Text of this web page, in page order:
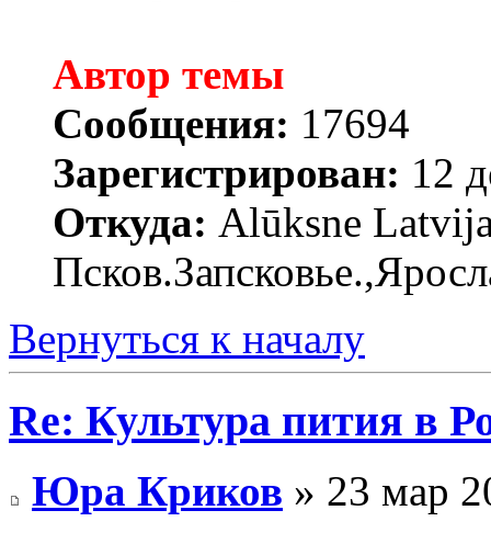
Автор темы
Сообщения: 17694
Зарегистрирован: 12
Откуда: Alūksne
Вернуться к началу
Re: Культура пития в
Юра Криков » 23 мар